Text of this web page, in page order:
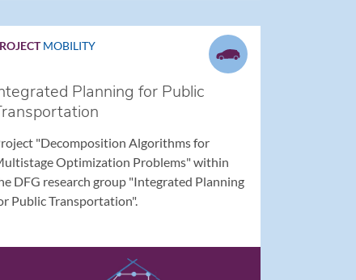
MOBILITY
Planning for Public
"Decomposition Algorithms for
Optimization Problems" within
DFG research group "Integrated Planning
Public Transportation".